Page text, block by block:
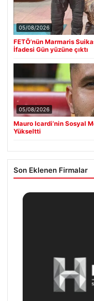
05/08/2026
FETÖ’nün Marmaris
İfadesi Gün yüzüne çıktı
05/08/2026
Mauro Icardi’nin Sosyal
Yükseltti
Son Eklenen Firmalar